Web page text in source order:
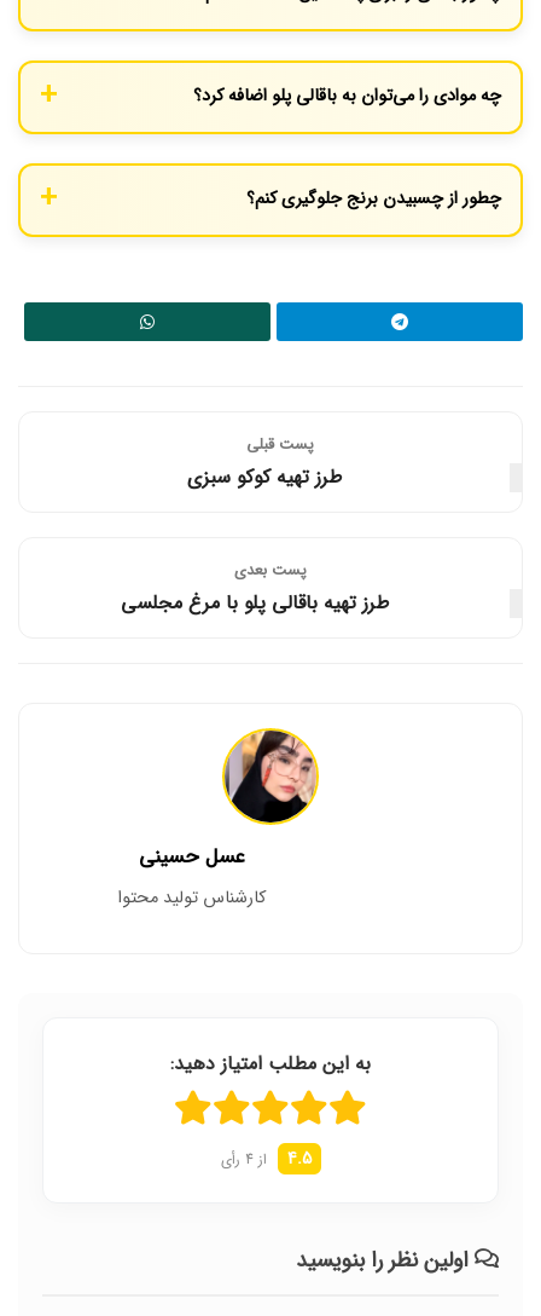
باقالی منجمد است، آن را قبل از پخت به مدت چند دقیقه در آب جوش
بیندازید تا نرم شود.
چه موادی را می‌توان به باقالی پلو اضافه کرد؟
اضافه کنند تا طعم متفاوتی بگیرند.
چطور از چسبیدن برنج جلوگیری کنم؟
پست قبلی
طرز تهیه کوکو سبزی
پست‌ بعدی
طرز تهیه باقالی پلو با مرغ مجلسی
عسل حسینی
کارشناس تولید محتوا
به این مطلب امتیاز دهید:
4.5 از 4 رأی
اولین نظر را بنویسید